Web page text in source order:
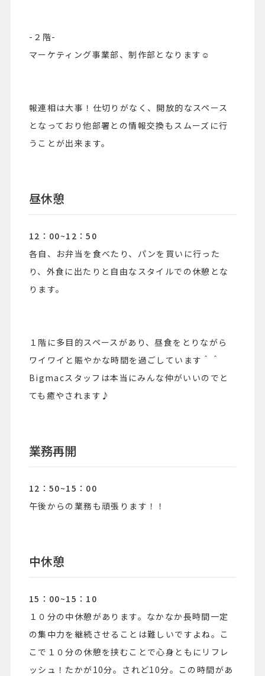
-２階-
マーケティング事業部、制作部となります☺︎
報連相は大事！仕切りがなく、開放的なスペース
となっており他部署との情報交換もスムーズに行
うことが出来ます。
昼休憩
12：00~12：50
各自、お弁当を食べたり、パンを買いに行った
り、外食に出たりと自由なスタイルでの休憩とな
ります。
１階に多目的スペースがあり、昼食をとりながら
ワイワイと賑やかな時間を過ごしています＾＾
Bigmacスタッフは本当にみんな仲がいいのでと
ても癒やされます♪
業務再開
12：50~15：00
午後からの業務も頑張ります！！
中休憩
15：00~15：10
１０分の中休憩があります。なかなか長時間一定
の集中力を継続させることは難しいですよね。こ
こで１０分の休憩を挟むことで心身ともにリフレ
ッシュ！たかが10分。されど10分。この時間があ